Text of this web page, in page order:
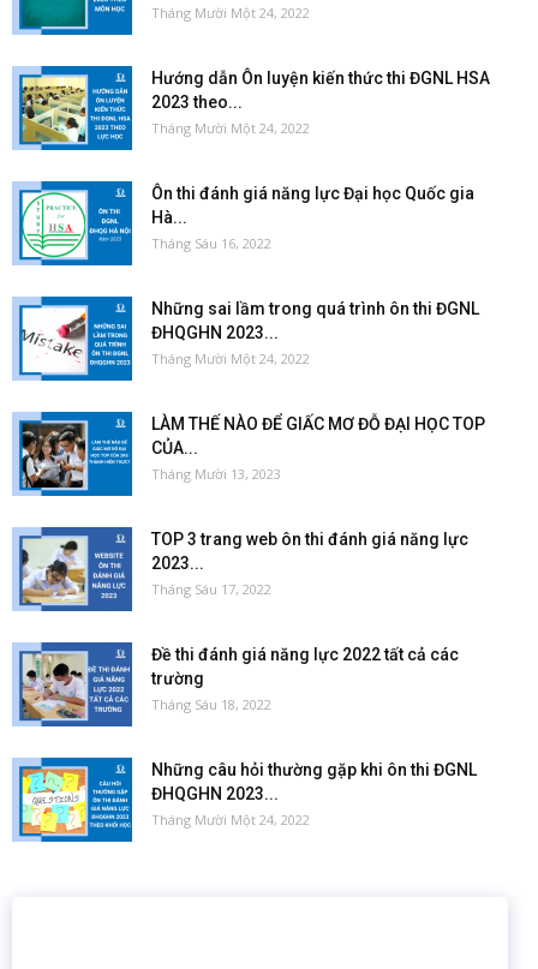
Tháng Mười Một 24, 2022
Hướng dẫn Ôn luyện kiến thức thi ĐGNL HSA
2023 theo...
Tháng Mười Một 24, 2022
Ôn thi đánh giá năng lực Đại học Quốc gia
Hà...
Tháng Sáu 16, 2022
Những sai lầm trong quá trình ôn thi ĐGNL
ĐHQGHN 2023...
Tháng Mười Một 24, 2022
LÀM THẾ NÀO ĐỂ GIẤC MƠ ĐỖ ĐẠI HỌC TOP
CỦA...
Tháng Mười 13, 2023
TOP 3 trang web ôn thi đánh giá năng lực
2023...
Tháng Sáu 17, 2022
Đề thi đánh giá năng lực 2022 tất cả các
trường
Tháng Sáu 18, 2022
Những câu hỏi thường gặp khi ôn thi ĐGNL
ĐHQGHN 2023...
Tháng Mười Một 24, 2022